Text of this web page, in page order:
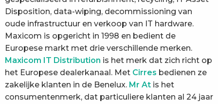
Disposition, data-wiping, decommissioning van
oude infrastructuur en verkoop van IT hardware.
Maxicom is opgericht in 1998 en bedient de
Europese markt met drie verschillende merken.
Maxicom IT Distribution is het merk dat zich richt op
het Europese dealerkanaal. Met Cirres bedienen ze
zakelijke klanten in de Benelux. Mr At is het
consumentenmerk, dat particuliere klanten al 24 jaar